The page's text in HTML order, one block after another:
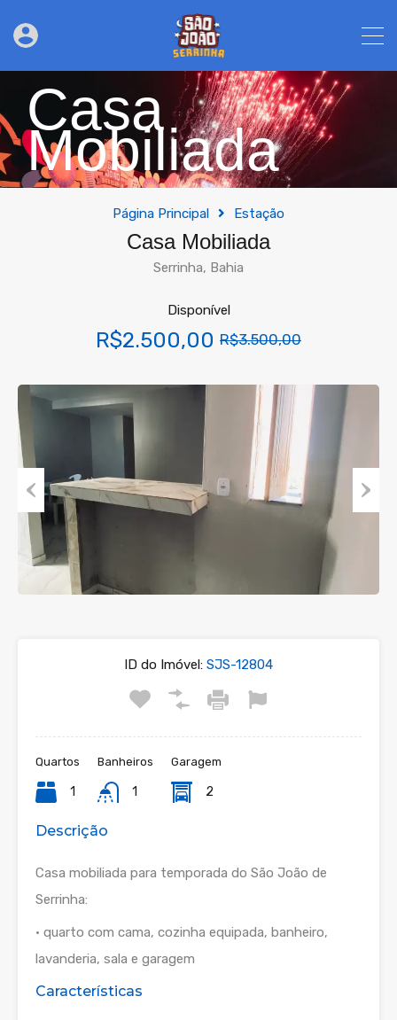
Casa
Mobiliada
Página Principal Estação
Casa Mobiliada
Serrinha, Bahia
Disponível
R$2.500,00 R$3.500,00
Previous
ID do Imóvel: SJS-12804
Quartos
1
Banheiros
1
Garagem
2
Descrição
Casa mobiliada para temporada do São João de
Serrinha:
• quarto com cama, cozinha equipada, banheiro,
lavanderia, sala e garagem
Características